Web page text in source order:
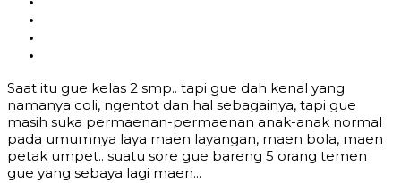
Saat itu gue kelas 2 smp.. tapi gue dah kenal yang
namanya coli, ngentot dan hal sebagainya, tapi gue
masih suka permaenan-permaenan anak-anak normal
pada umumnya laya maen layangan, maen bola, maen
petak umpet.. suatu sore gue bareng 5 orang temen
gue yang sebaya lagi maen...